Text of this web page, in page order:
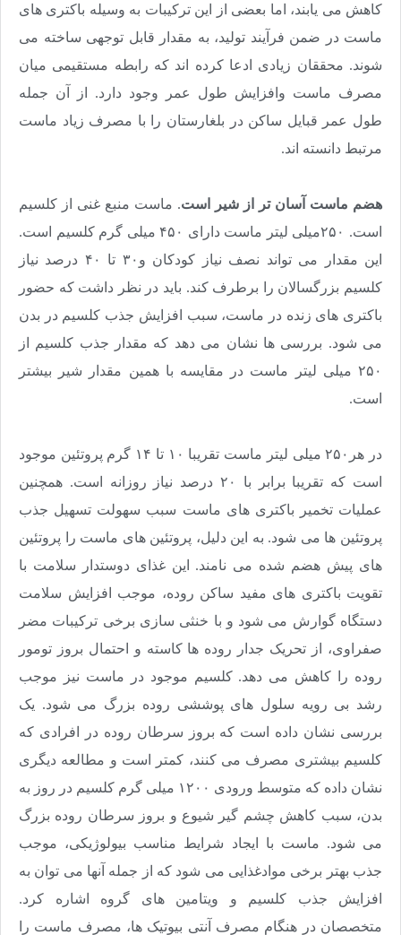
کاهش می یابند، اما بعضی از این ترکیبات به وسیله باکتری های
ماست در ضمن فرآیند تولید، به مقدار قابل توجهی ساخته می
شوند. محققان زیادی ادعا کرده اند که رابطه مستقیمی میان
مصرف ماست وافزایش طول عمر وجود دارد. از آن جمله
طول عمر قبایل ساکن در بلغارستان را با مصرف زیاد ماست
مرتبط دانسته اند.
هضم ماست آسان تر از شیر است. ماست منبع غنی از کلسیم
است. ۲۵۰میلی لیتر ماست دارای ۴۵۰ میلی گرم کلسیم است.
این مقدار می تواند نصف نیاز کودکان و۳۰ تا ۴۰ درصد نیاز
کلسیم بزرگسالان را برطرف کند. باید در نظر داشت که حضور
باکتری های زنده در ماست، سبب افزایش جذب کلسیم در بدن
می شود. بررسی ها نشان می دهد که مقدار جذب کلسیم از
۲۵۰ میلی لیتر ماست در مقایسه با همین مقدار شیر بیشتر
است.
در هر۲۵۰ میلی لیتر ماست تقریبا ۱۰ تا ۱۴ گرم پروتئین موجود
است که تقریبا برابر با ۲۰ درصد نیاز روزانه است. همچنین
عملیات تخمیر باکتری های ماست سبب سهولت تسهیل جذب
پروتئین ها می شود. به این دلیل، پروتئین های ماست را پروتئین
های پیش هضم شده می نامند. این غذای دوستدار سلامت با
تقویت باکتری های مفید ساکن روده، موجب افزایش سلامت
دستگاه گوارش می شود و با خنثی سازی برخی ترکیبات مضر
صفراوی، از تحریک جدار روده ها کاسته و احتمال بروز تومور
روده را کاهش می دهد. کلسیم موجود در ماست نیز موجب
رشد بی رویه سلول های پوششی روده بزرگ می شود. یک
بررسی نشان داده است که بروز سرطان روده در افرادی که
کلسیم بیشتری مصرف می کنند، کمتر است و مطالعه دیگری
نشان داده که متوسط ورودی ۱۲۰۰ میلی گرم کلسیم در روز به
بدن، سبب کاهش چشم گیر شیوع و بروز سرطان روده بزرگ
می شود. ماست با ایجاد شرایط مناسب بیولوژیکی، موجب
جذب بهتر برخی موادغذایی می شود که از جمله آنها می توان به
افزایش جذب کلسیم و ویتامین های گروه اشاره کرد.
متخصصان در هنگام مصرف آنتی بیوتیک ها، مصرف ماست را